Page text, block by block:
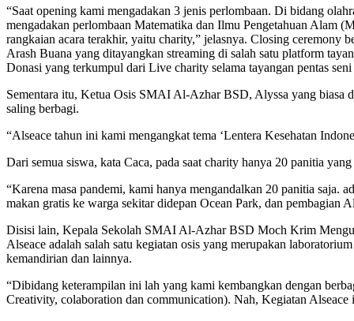
“Saat opening kami mengadakan 3 jenis perlombaan. Di bidang
mengadakan perlombaan Matematika dan Ilmu Pengetahuan Alam
rangkaian acara terakhir, yaitu charity,” jelasnya. Closing ceremony
Arash Buana yang ditayangkan streaming di salah satu platform
Donasi yang terkumpul dari Live charity selama tayangan pentas
Sementara itu, Ketua Osis SMAI Al-Azhar BSD, Alyssa yang biasa
saling berbagi.
“Alseace tahun ini kami mengangkat tema ‘Lentera Kesehatan
Dari semua siswa, kata Caca, pada saat charity hanya 20 panitia
“Karena masa pandemi, kami hanya mengandalkan 20 panitia saja.
makan gratis ke warga sekitar didepan Ocean Park, dan
Disisi lain, Kepala Sekolah SMAI Al-Azhar BSD Moch Krim
Alseace adalah salah satu kegiatan osis yang merupakan
kemandirian dan lainnya.
“Dibidang keterampilan ini lah yang kami kembangkan dengan
Creativity, colaboration dan communication). Nah, Kegiatan Alseace